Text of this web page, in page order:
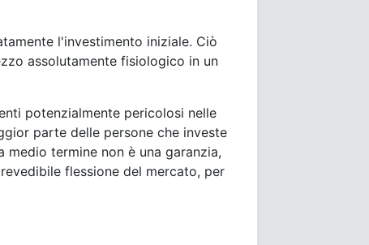
l'investimento iniziale. Ciò
assolutamente fisiologico in un
potenzialmente pericolosi nelle
parte delle persone che investe
termine non è una garanzia,
flessione del mercato, per